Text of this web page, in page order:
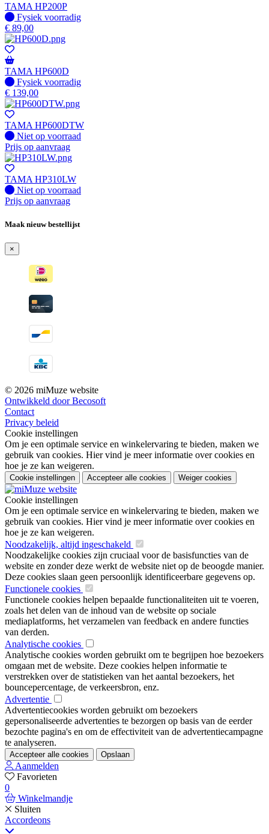
TAMA HP200P
Fysiek voorradig
Fysiek voorradig
€ 89,00
TAMA HP600D
Fysiek voorradig
Fysiek voorradig
€ 139,00
TAMA HP600DTW
Fysiek voorradig
Niet op voorraad
Prijs op aanvraag
TAMA HP310LW
Fysiek voorradig
Niet op voorraad
Prijs op aanvraag
Maak nieuw bestellijst
×
© 2026 miMuze website
Ontwikkeld door Becosoft
Contact
Privacy beleid
Cookie instellingen
Om je een optimale service en winkelervaring te bieden, maken we
gebruik van cookies. Hier vind je meer informatie over cookies en
hoe je ze kan weigeren.
Cookie instellingen Accepteer alle cookies Weiger cookies
Cookie instellingen
Om je een optimale service en winkelervaring te bieden, maken we
gebruik van cookies. Hier vind je meer informatie over cookies en
hoe je ze kan weigeren.
Noodzakelijk, altijd ingeschakeld
Noodzakelijke cookies zijn cruciaal voor de basisfuncties van de
website en zonder deze werkt de website niet op de beoogde manier.
Deze cookies slaan geen persoonlijk identificeerbare gegevens op.
Functionele cookies
Functionele cookies helpen bepaalde functionaliteiten uit te voeren,
zoals het delen van de inhoud van de website op sociale
mediaplatforms, het verzamelen van feedback en andere functies
van derden.
Analytische cookies
Analytische cookies worden gebruikt om te begrijpen hoe bezoekers
omgaan met de website. Deze cookies helpen informatie te
verstrekken over de statistieken van het aantal bezoekers, het
bouncepercentage, de verkeersbron, enz.
Advertentie
Advertentiecookies worden gebruikt om bezoekers
gepersonaliseerde advertenties te bezorgen op basis van de eerder
bezochte pagina's en om de effectiviteit van de advertentiecampagne
te analyseren.
Accepteer alle cookies Opslaan
Aanmelden
Favorieten
0
Winkelmandje
Sluiten
Accordeons